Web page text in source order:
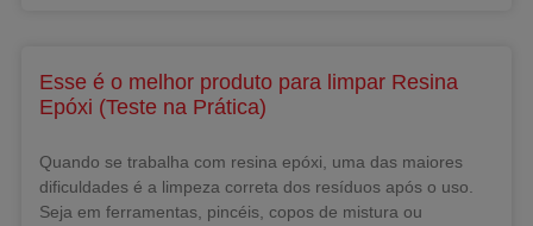
Esse é o melhor produto para limpar Resina
Epóxi (Teste na Prática)
Quando se trabalha com resina epóxi, uma das maiores
dificuldades é a limpeza correta dos resíduos após o uso.
Seja em ferramentas, pincéis, copos de mistura ou